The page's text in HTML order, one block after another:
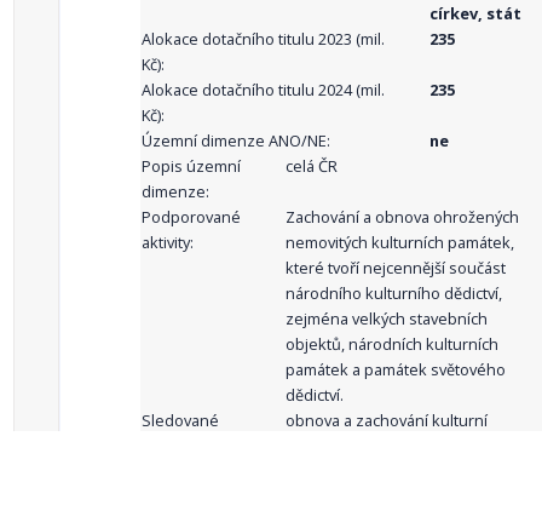
církev, stát
Alokace dotačního titulu 2023 (mil.
Kč):
235
Alokace dotačního titulu 2024 (mil.
Kč):
235
Územní dimenze ANO/NE:
ne
Popis územní
dimenze:
celá ČR
Podporované
aktivity:
Zachování a obnova ohrožených
nemovitých kulturních památek,
které tvoří nejcennější součást
národního kulturního dědictví,
zejména velkých stavebních
objektů, národních kulturních
památek a památek světového
dědictví.
Sledované
obnova a zachování kulturní